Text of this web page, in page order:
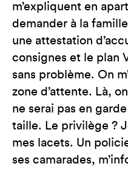
m’expliquent en
demander à la
une attestation
consignes et le plan
sans problème. On
zone d’attente. Là,
ne serai pas en
taille. Le privilège ?
mes lacets. Un
ses camarades,